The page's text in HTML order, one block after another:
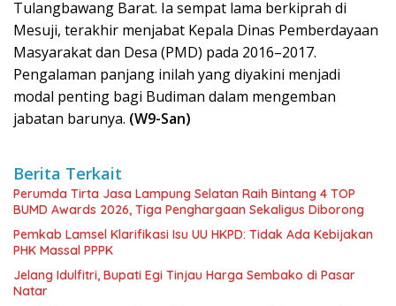
Tulangbawang Barat. Ia sempat lama berkiprah di
Mesuji, terakhir menjabat Kepala Dinas Pemberdayaan
Masyarakat dan Desa (PMD) pada 2016–2017.
Pengalaman panjang inilah yang diyakini menjadi
modal penting bagi Budiman dalam mengemban
jabatan barunya. (W9-San)
Berita Terkait
Perumda Tirta Jasa Lampung Selatan Raih Bintang 4 TOP
BUMD Awards 2026, Tiga Penghargaan Sekaligus Diborong
Pemkab Lamsel Klarifikasi Isu UU HKPD: Tidak Ada Kebijakan
PHK Massal PPPK
Jelang Idulfitri, Bupati Egi Tinjau Harga Sembako di Pasar
Natar